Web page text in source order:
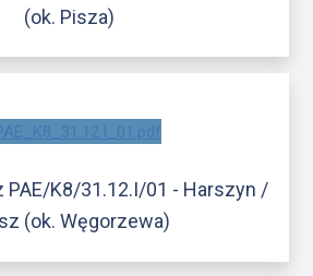
(ok. Pisza)
PAE/K8/31.12.I/01 - Harszyn /
(ok. Węgorzewa)